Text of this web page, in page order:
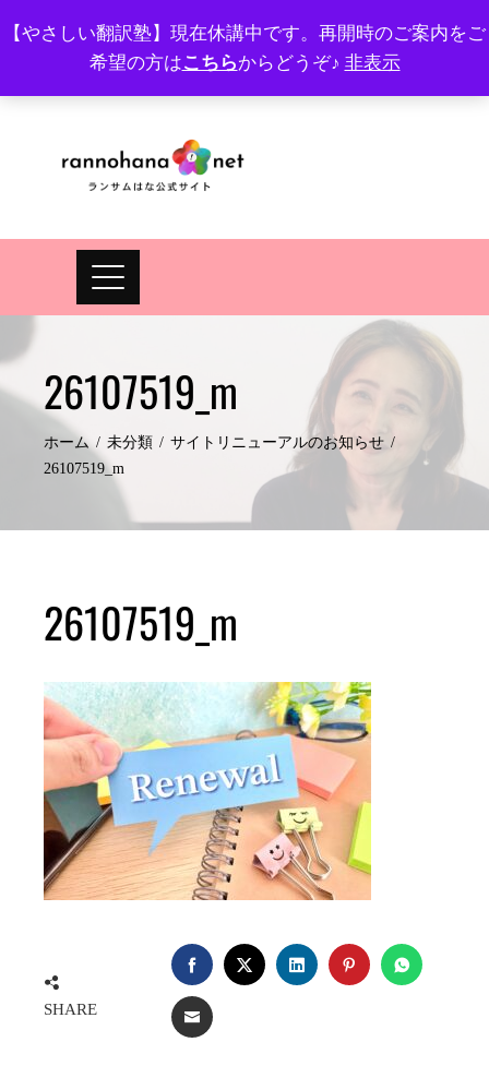
【やさしい翻訳塾】現在休講中です。再開時のご案内をご
希望の方はこちらからどうぞ♪ 非表示
プロフィール FAQ Site map JA EN
26107519_m
ホーム 未分類
サイトリニューアルのお知らせ
26107519_m
26107519_m
SHARE
FACEBOOKTWITTERLINKEDINPINTEREST
EMAIL